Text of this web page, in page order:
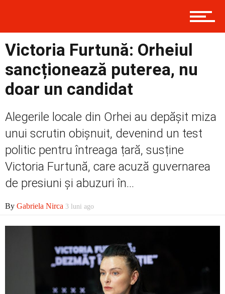
Politică
Externe
Social
Victoria Furtună: Orheiul
sancționează puterea, nu
doar un candidat
Alegerile locale din Orhei au depășit miza
unui scrutin obișnuit, devenind un test
politic pentru întreaga țară, susține
Victoria Furtună, care acuză guvernarea
de presiuni și abuzuri în...
By Gabriela Nirca 3 luni ago